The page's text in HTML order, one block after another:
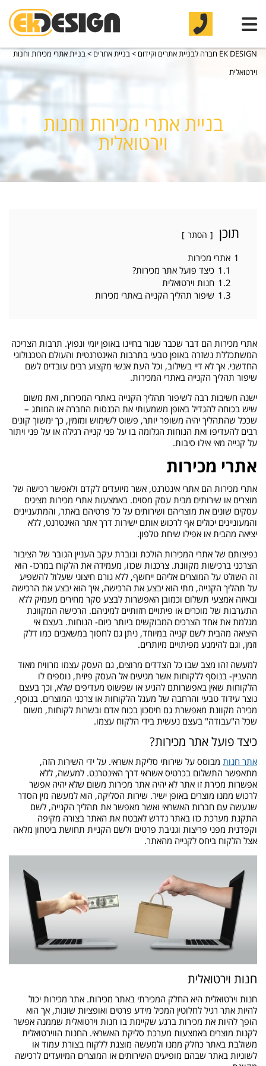
EK DESIGN חברה לבניית אתרים וקידום >בניית אתרים >בניית אתרי מכירות וחנות
וירטואלית
בניית אתרי מכירות וחנות
וירטואלית
תוכן הסתר
1 אתרי מכירות
1.1 כיצד פועל אתר מכירות?
1.2 חנות וירטואלית
1.3 שיפור תהליך הקנייה באתרי מכירות
אתרי מכירות הם דבר שכבר שגור בחיינו באופן יומי ונפוץ. תרבות הצריכה
המשתכללת נשזרה באופן טבעי בתרבות האינטרנטית והעולם הטכנולוגי
החדשני. אך לא דיי בשילוב, וכל העת אנשי מקצוע רבים עובדים לשם
שיפור תהליך הקנייה באתרי המכירות.
ישנה חשיבות רבה לשיפור תהליך הקנייה באתרי המכירות, זאת משום
שיש בכוחה להגדיל באופן משמעותי את הכנסות החברה או המותג –
שככל שהתהליך יהיה משופר יותר, פשוט לשימוש ומזמין, כך ימשוך קונים
רבים להעדיפו ואת הנוחות הגלומה בו על פני קנייה רגילה או על פני ויתור
על קנייה מאי אילו סיבות.
אתרי מכירות
אתרי מכירות הם אתרי אינטרנט, אשר מיועדים לקדם ולאפשר רכישה של
מוצרים או שירותים מבית עסק מסוים. באמצעות אתרי מכירות מציגים
עסקים שונים את מוצריהם ושירותים על כל פרטיהם באתר, והמתעניינים
והמעוניינים יכולים אף לרכוש אותם ישירות דרך אתר האינטרנט, ללא
יציאה מהבית או אפילו שיחת טלפון.
נפיצותם של אתרי המכירות הולכת וגוברת עקב העניין הגובר של הציבור
הצרכני ברכישות מקוונת. צרכנות שכזו, מעמידה את הלקוח במרכז- הוא
זה השולט על המוצרים אליהם ייחשף, ללא גורם חיצוני שעלול להשפיע
על תהליך הקנייה, מתי הוא יבצע את הרכישה, איך הוא יבצע את הרכישה
ובאיזה אמצעי תשלום וכמובן האפשרות לבצע סקר מחירים מעמיק ללא
התערבות של מוכרים או פיתויים חזותיים למיניהם. הרכישה המקוונת
מגלמת את אחד הצרכים המבוקשים ביותר כיום- הנוחות. בעצם אי
היציאה מהבית לשם קנייה במיוחד, ניתן גם לחסוך במשאבים כמו דלק
וזמן, וגם להימנע מפיתויים מיותרים.
למעשה זהו מצב שבו כל הצדדים מרוצים, גם העסק עצמו מרוויח מאוד
מהעניין- בנוסף ללקוחות אשר מגיעים אל העסק פיזית, נוספים לו
הלקוחות שאין באפשרותם להגיע או שפשוט מעדיפים שלא, וכך בעצם
נוצר עידוד טבעי והרחבה של מעגל הלקוחות או צרכני המוצרים. בנוסף,
מכירה מקוונת מאפשרת גם חיסכון בכוח אדם ובשרות לקוחות, משום
שכל ה"עבודה" בעצם נעשית בידי הלקוח עצמו.
כיצד פועל אתר מכירות?
אתר חנות מבוסס על שירותי סליקת אשראי. על ידי השירות הזה,
מתאפשר התשלום בכרטיס אשראי דרך האינטרנט. למעשה, ללא
אפשרות מכירת זו אתר לא יהיה אתר מכירות משום שלא יהיה אפשר
לרכוש ממנו מוצרים באופן ישיר. שירות הסליקה, הוא למעשה מין הסדר
שנעשה עם חברות האשראי ואשר מאפשר את תהליך הקנייה, לשם
התקנת מערכת כזו באתר נדרש לאבטח את האתר בצורה מקיפה
וקפדנית מפני פריצות וגניבת פרטים ולשם הקניית תחושת ביטחון מלאה
אצל הלקוח ביחס לקנייה מהאתר.
חנות וירטואלית
חנות וירטואלית היא החלק המכירתי באתר מכירות. אתר מכירות יכול
להיות אתר רגיל לחלוטין המכיל מידע פרטים ואופציות שונות, אך הוא
הופך להיות את מכירות ברגע שקיימת בו חנות וירטואלית שממנה אפשר
לקנות מוצרים באמצעות מערכת סליקת האשראי. החנות הווירטואלית
משולבת באתר כחלק ממנו ולמעשה מוצגת ללקוח בצורת עמוד או
לשוניות באתר שבהם מופיעים השירותים או המוצרים המיועדים לרכישה